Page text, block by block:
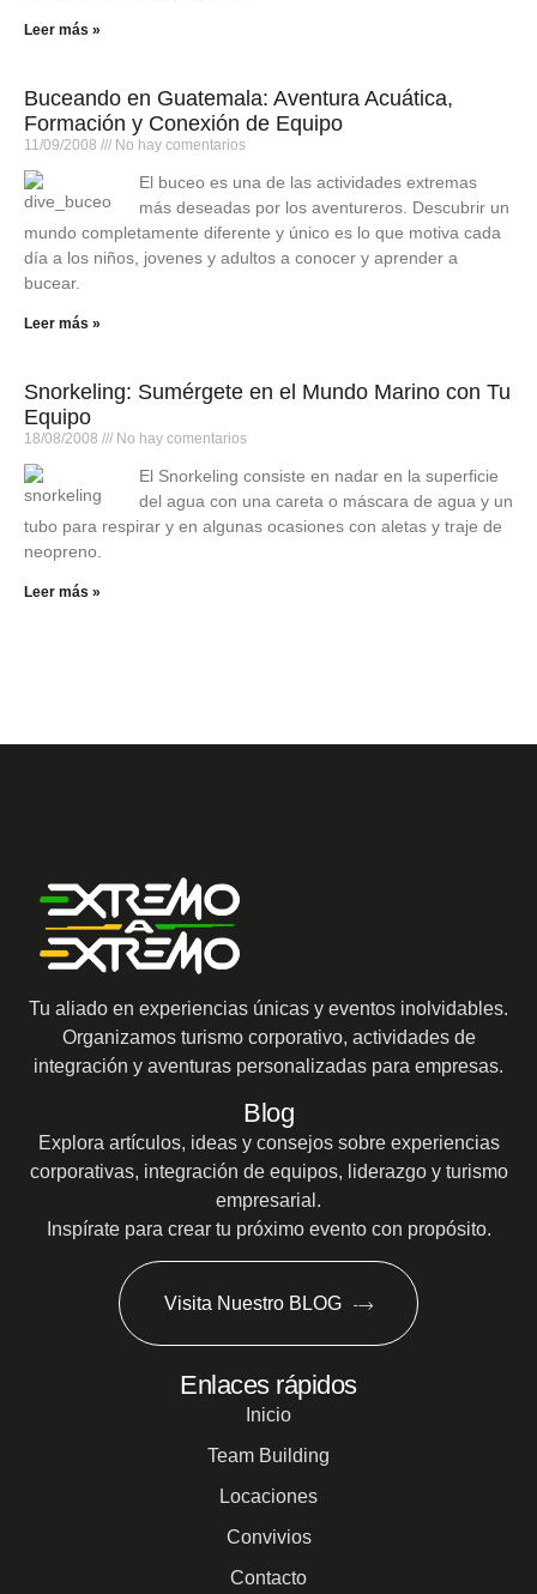
Leer más »
Buceando en Guatemala: Aventura Acuática,
Formación y Conexión de Equipo
11/09/2008 No hay comentarios
El buceo es una de las actividades extremas
más deseadas por los aventureros. Descubrir un
mundo completamente diferente y único es lo que motiva cada
día a los niños, jovenes y adultos a conocer y aprender a
bucear.
Leer más »
Snorkeling: Sumérgete en el Mundo Marino con Tu
Equipo
18/08/2008 No hay comentarios
El Snorkeling consiste en nadar en la superficie
del agua con una careta o máscara de agua y un
tubo para respirar y en algunas ocasiones con aletas y traje de
neopreno.
Leer más »
Tu aliado en experiencias únicas y eventos inolvidables.
Organizamos turismo corporativo, actividades de
integración y aventuras personalizadas para empresas.
Blog
Explora artículos, ideas y consejos sobre experiencias
corporativas, integración de equipos, liderazgo y turismo
empresarial.
Inspírate para crear tu próximo evento con propósito.
Visita Nuestro BLOG
Enlaces rápidos
Inicio
Team Building
Locaciones
Convivios
Contacto